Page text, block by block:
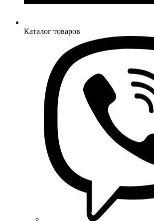
Каталог товаров